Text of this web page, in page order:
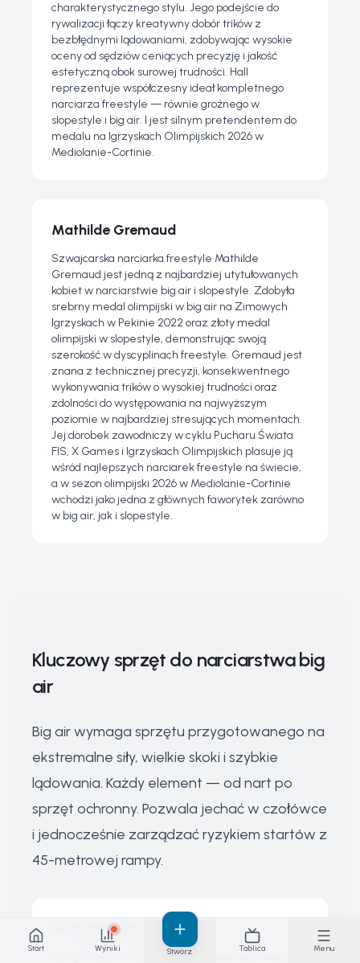
charakterystycznego stylu. Jego podejście do
rywalizacji łączy kreatywny dobór trików z
bezbłędnymi lądowaniami, zdobywając wysokie
oceny od sędziów ceniących precyzję i jakość
estetyczną obok surowej trudności. Hall
reprezentuje współczesny ideał kompletnego
narciarza freestyle — równie groźnego w
slopestyle i big air. I jest silnym pretendentem do
medalu na Igrzyskach Olimpijskich 2026 w
Mediolanie-Cortinie.
Mathilde Gremaud
Szwajcarska narciarka freestyle Mathilde
Gremaud jest jedną z najbardziej utytułowanych
kobiet w narciarstwie big air i slopestyle. Zdobyła
srebrny medal olimpijski w big air na Zimowych
Igrzyskach w Pekinie 2022 oraz złoty medal
olimpijski w slopestyle, demonstrując swoją
szerokość w dyscyplinach freestyle. Gremaud jest
znana z technicznej precyzji, konsekwentnego
wykonywania trików o wysokiej trudności oraz
zdolności do występowania na najwyższym
poziomie w najbardziej stresujących momentach.
Jej dorobek zawodniczy w cyklu Pucharu Świata
FIS, X Games i Igrzyskach Olimpijskich plasuje ją
wśród najlepszych narciarek freestyle na świecie,
a w sezon olimpijski 2026 w Mediolanie-Cortinie
wchodzi jako jedna z głównych faworytek zarówno
w big air, jak i slopestyle.
Kluczowy sprzęt do narciarstwa big
air
Big air wymaga sprzętu przygotowanego na
ekstremalne siły, wielkie skoki i szybkie
lądowania. Każdy element — od nart po
sprzęt ochronny. Pozwala jechać w czołówce
i jednocześnie zarządzać ryzykiem startów z
45-metrowej rampy.
Narty freestyle do big air
Narty do big air to zwyklenarty freestyle twin-tip
Start Wyniki Stwórz Tablica Menu